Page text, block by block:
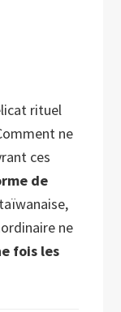
rituel
ne
ces
de
ne
fois les